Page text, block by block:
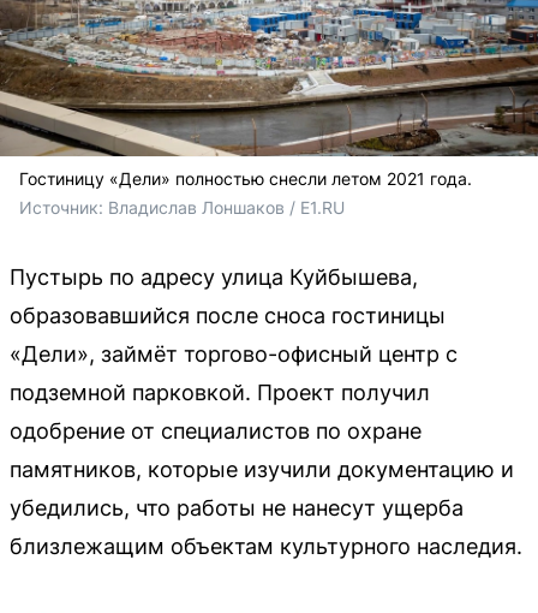
Гостиницу «Дели» полностью снесли летом 2021 года.
Источник: Владислав Лоншаков / E1.RU
Пустырь по адресу улица Куйбышева,
образовавшийся после сноса гостиницы
«Дели», займёт торгово-офисный центр с
подземной парковкой. Проект получил
одобрение от специалистов по охране
памятников, которые изучили документацию и
убедились, что работы не нанесут ущерба
близлежащим объектам культурного наследия.